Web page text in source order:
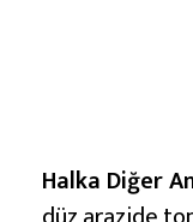
Halka Diğer